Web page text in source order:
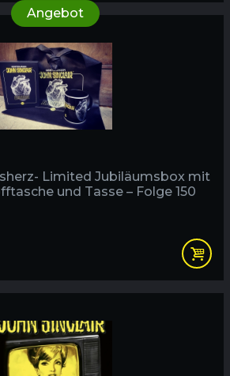
Limited Jubiläumsbox mit
und Tasse – Folge 150
Angebot Produkt
im
Angebot